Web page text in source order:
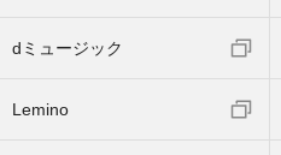
dミュージック
Lemino